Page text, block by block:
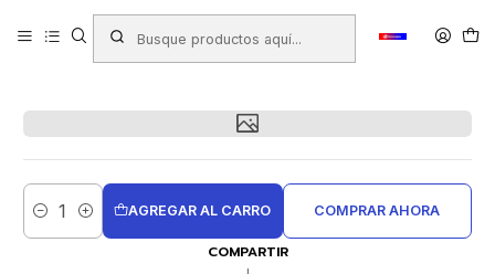
Productos FERRETERÍA Electricidad - Iluminación
TUBO LED CON SENSOR DE MOVIMIENTO VELL.MAX V-T8-0418
18W 6500K
Cantidad
AGREGAR AL CARRO COMPRAR AHORA
COMPARTIR